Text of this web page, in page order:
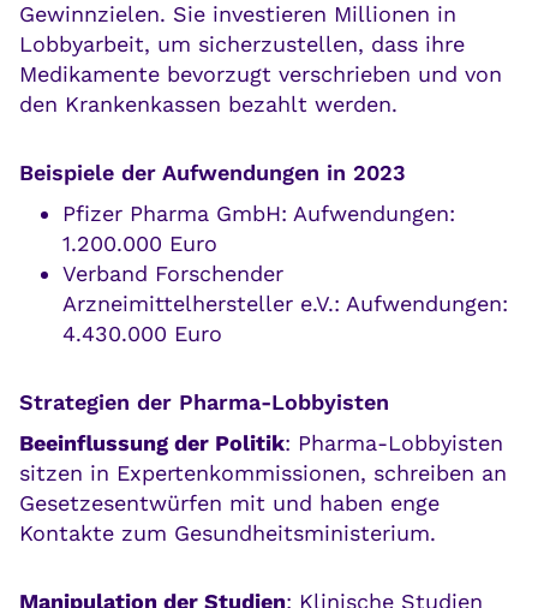
Gewinnzielen. Sie investieren Millionen in
Lobbyarbeit, um sicherzustellen, dass ihre
Medikamente bevorzugt verschrieben und von
den Krankenkassen bezahlt werden.
Beispiele der Aufwendungen in 2023
Pfizer Pharma GmbH: Aufwendungen:
1.200.000 Euro
Verband Forschender
Arzneimittelhersteller e.V.: Aufwendungen:
4.430.000 Euro
Strategien der Pharma-Lobbyisten
Beeinflussung der Politik: Pharma-Lobbyisten
sitzen in Expertenkommissionen, schreiben an
Gesetzesentwürfen mit und haben enge
Kontakte zum Gesundheitsministerium.
Manipulation der Studien: Klinische Studien